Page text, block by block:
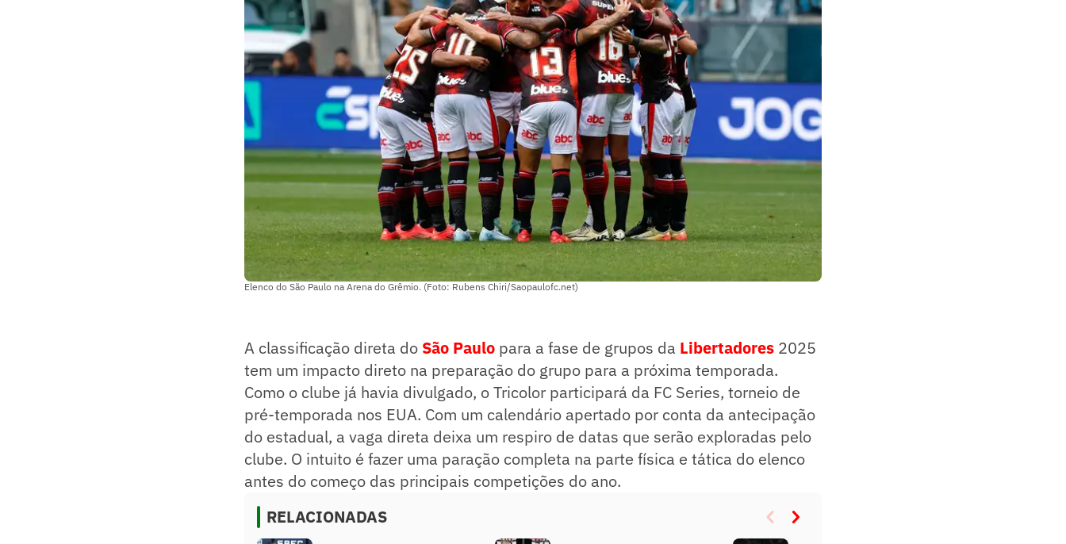
Elenco do São Paulo na Arena do Grêmio. (Foto: Rubens Chiri/Saopaulofc.net)
A classificação direta do São Paulo para a fase de grupos da Libertadores 2025
tem um impacto direto na preparação do grupo para a próxima temporada.
Como o clube já havia divulgado, o Tricolor participará da FC Series, torneio de
pré-temporada nos EUA. Com um calendário apertado por conta da antecipação
do estadual, a vaga direta deixa um respiro de datas que serão exploradas pelo
clube. O intuito é fazer uma paração completa na parte física e tática do elenco
antes do começo das principais competições do ano.
RELACIONADAS